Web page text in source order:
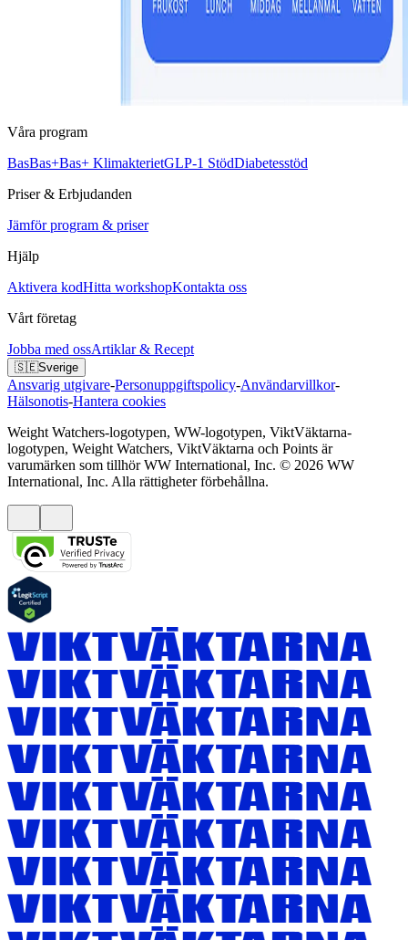
Våra program
BasBas+Bas+ KlimakterietGLP-1 StödDiabetesstöd
Priser & Erbjudanden
Jämför program & priser
Hjälp
Aktivera kodHitta workshopKontakta oss
Vårt företag
Jobba med ossArtiklar & Recept
🇸🇪Sverige
Ansvarig utgivare-Personuppgiftspolicy-Användarvillkor-
Hälsonotis-Hantera cookies
Weight Watchers-logotypen, WW-logotypen, ViktVäktarna-
logotypen, Weight Watchers, ViktVäktarna och Points är
varumärken som tillhör WW International, Inc. © 2026 WW
International, Inc. Alla rättigheter förbehållna.